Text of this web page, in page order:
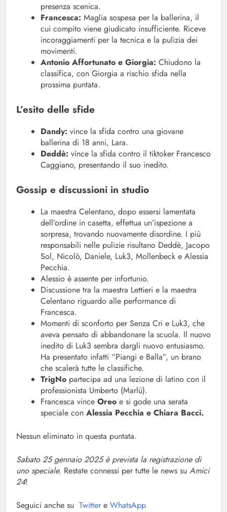
presenza scenica.
Francesca: Maglia sospesa per la ballerina, il
cui compito viene giudicato insufficiente. Riceve
incoraggiamenti per la tecnica e la pulizia dei
movimenti.
Antonio Affortunato e Giorgia: Chiudono la
classifica, con Giorgia a rischio sfida nella
prossima puntata.
L’esito delle sfide
Dandy: vince la sfida contro una giovane
ballerina di 18 anni, Lara.
Deddè: vince la sfida contro il tiktoker Francesco
Caggiano, presentando il suo inedito.
Gossip e discussioni in studio
La maestra Celentano, dopo essersi lamentata
dell’ordine in casetta, effettua un’ispezione a
sorpresa, trovando nuovamente disordine. I più
responsabili nelle pulizie risultano Deddè, Jacopo
Sol, Nicolò, Daniele, Luk3, Mollenbeck e Alessia
Pecchia.
Alessio è assente per infortunio.
Discussione tra la maestra Lettieri e la maestra
Celentano riguardo alle performance di
Francesca.
Momenti di sconforto per Senza Cri e Luk3, che
aveva pensato di abbandonare la scuola. Il nuovo
inedito di Luk3 sembra dargli nuovo entusiasmo.
Ha presentato infatti “Piangi e Balla”, un brano
che scalerà tutte le classifiche.
TrigNo partecipa ad una lezione di latino con il
professionista Umberto (Marlù).
Francesca vince Oreo e si gode una serata
speciale con Alessia Pecchia e Chiara Bacci.
Nessun eliminato in questa puntata.
Sabato 25 gennaio 2025 è prevista la registrazione di
uno speciale. Restate connessi per tutte le news su Amici
24!
Seguici anche su Twitter e WhatsApp